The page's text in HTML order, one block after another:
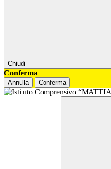
Chiudi
Conferma
Annulla Conferma